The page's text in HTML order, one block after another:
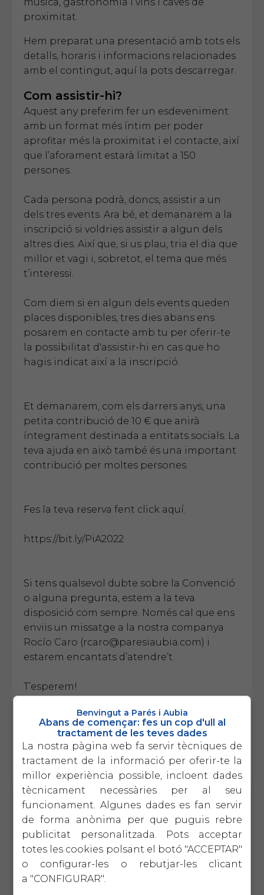
proximitat.
Hem preparat una presentació amb tots els
detalls, horaris i informacions relacionades
amb el contingut, aquí la pots descarregar.
Com assistir-hi?
Aquest any preferim fer un esdeveniment
amb un format més íntim per poder
aprofitar més la proximitat i el contacte, així
que l’aforament estarà limitat a 150
persones.
Cada persona podrà, doncs, assistir a un
dels tres events. Ara bé, et demanarem a la
inscripció si voldries assistir a algun dels
altres dies. Així que, si us plau, tria el dia que
millor et vagi i, sobretot, el tema que més
t’interessi.
Com diem si en algun dels events queden
places disponibles, tres dies abans ens
posarem en contacte amb tu per oferir-te
la possibilitat d'assistir-hi en cas que ho
hagis indicat així a la inscripció.
Et demanarem, com els darrers anys, una
petita contribució de 10 € que anirà
íntegrament destinada a entitats socials. La
teva ajuda en això també és una important
contribució per moltes persones.
Fes la teva reserva fent click aquí.
https://bit.ly/PiA2022
Si tens qualsevol dubte sobre la Convenció
o alguna pregunta, estem a la teva
disposició com sempre. Només cal que ens
enviïs un missatge a la nostra companya
Rocío Caro (rcaro@paresiaubia.com) i
estarem encantats d’atendre’t.
T’esperem!
Anton Aubia i Marc Parés
ACCIONS FORMATIVES
10 de setembre
El Controller. Claus per millorar el
resultats de l empresa
Entendre com el controller pot marcar la
diferència entre gestionar a " a cegues" o
NOU
EDICIÓ
Benvingut a Parés i Aubia
Abans de començar: fes un cop d'ull al
tractament de les teves dades
La nostra pàgina web fa servir tècniques de
tractament de la informació per oferir-te la
millor experiència possible, incloent dades
tècnicament necessàries per al seu
funcionament. Algunes dades es fan servir
de forma anònima per que puguis rebre
publicitat personalitzada. Pots acceptar
totes les cookies polsant el botó "ACCEPTAR"
o configurar-les o rebutjar-les clicant
a "CONFIGURAR".